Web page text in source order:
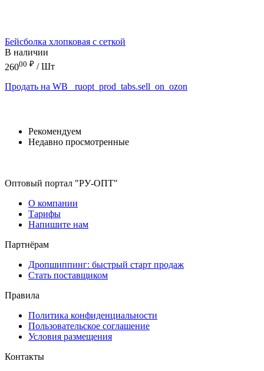
Бейсболка хлопковая с сеткой
В наличии
26000 ₽ / Шт
Продать на WB
_ruopt_prod_tabs.sell_on_ozon
Рекомендуем
Недавно просмотренные
Оптовый портал "РУ-ОПТ"
О компании
Тарифы
Напишите нам
Партнёрам
Дропшиппинг: быстрый старт продаж
Стать поставщиком
Правила
Политика конфиденциальности
Пользовательское соглашение
Условия размещения
Контакты